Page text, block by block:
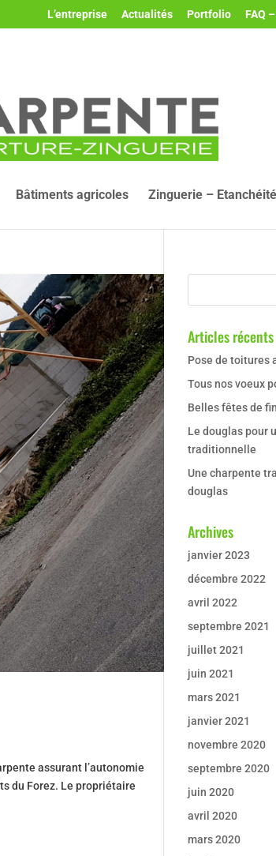
L’entreprise Actualités Portfolio FAQ
Bâtiments agricoles Zinguerie – Etanchéité
assurant l’autonomie
du Forez. Le propriétaire
Articles récents
Pose de toitures
Tous nos voeux
Belles fêtes de
Le douglas pour
traditionnelle
Une charpente
douglas
Archives
janvier 2023
décembre 2022
avril 2022
septembre 2021
juillet 2021
juin 2021
mars 2021
janvier 2021
novembre 2020
septembre 2020
juin 2020
avril 2020
mars 2020